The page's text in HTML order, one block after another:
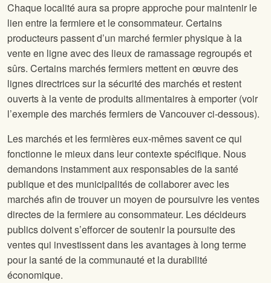
Chaque localité aura sa propre approche pour maintenir le
lien entre la fermiere et le consommateur. Certains
producteurs passent d’un marché fermier physique à la
vente en ligne avec des lieux de ramassage regroupés et
sûrs. Certains marchés fermiers mettent en œuvre des
lignes directrices sur la sécurité des marchés et restent
ouverts à la vente de produits alimentaires à emporter (voir
l’exemple des marchés fermiers de Vancouver ci-dessous).
Les marchés et les fermières eux-mêmes savent ce qui
fonctionne le mieux dans leur contexte spécifique. Nous
demandons instamment aux responsables de la santé
publique et des municipalités de collaborer avec les
marchés afin de trouver un moyen de poursuivre les ventes
directes de la fermiere au consommateur. Les décideurs
publics doivent s’efforcer de soutenir la poursuite des
ventes qui investissent dans les avantages à long terme
pour la santé de la communauté et la durabilité
économique.